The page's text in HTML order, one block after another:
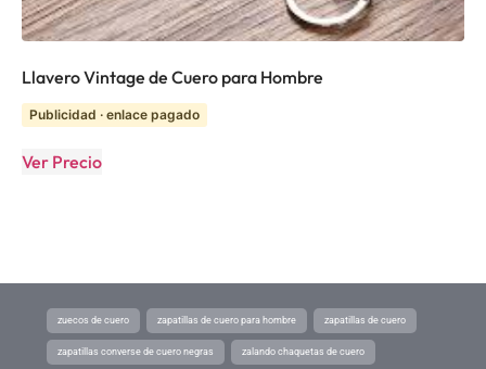
Llavero Vintage de Cuero para Hombre
Publicidad · enlace pagado
Ver Precio
zuecos de cuero zapatillas de cuero para hombre zapatillas de cuero
zapatillas converse de cuero negras zalando chaquetas de cuero